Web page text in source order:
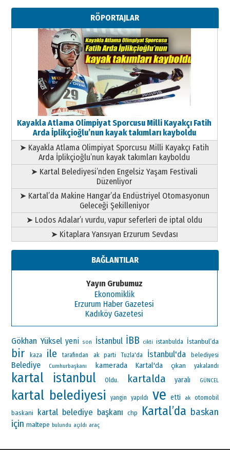
Metin Külünk: Aileyi Korumak
Geleceği Korumaktır
11 Mayıs 2026 Pazartesi
RÖPORTAJLAR
Kayakla Atlama Olimpiyat Sporcusu Milli Kayakçı Fatih
Arda İplikçioğlu’nun kayak takımları kayboldu
➤ Kayakla Atlama Olimpiyat Sporcusu Milli Kayakçı Fatih
Arda İplikçioğlu’nun kayak takımları kayboldu
➤ Kartal Belediyesi’nden Engelsiz Yaşam Festivali
Düzenliyor
➤ Kartal’da Makine Hangar’da Endüstriyel Otomasyonun
Geleceği Şekilleniyor
➤ Lodos Adalar’ı vurdu, vapur seferleri de iptal oldu
➤ Kitaplara Yansıyan Erzurum Sevdası
BAĞLANTILAR
Yayın Grubumuz
Ekonomiklik
Erzurum Haber Gazetesi
Kadıköy Gazetesi
Gökhan Yüksel yeni son İstanbul İBB cikti istanbulda İstanbul’da
bir kaza ile tarafından ak parti Tuzla'da İstanbul'da belediyesi
Belediye Cumhurbaşkanı kamerada Kartal'da çıkan yakalandı
kartal istanbul Oldu. kartalda yaralı GÜNCEL
kartal belediyesi yangin yapıldı ve etti ak otomobil
baskani
kartal belediye başkanı chp Kartal’da baskan
için maltepe bulundu açıldı araç